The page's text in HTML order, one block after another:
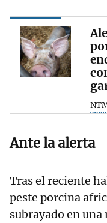
Ante la alerta
Tras el reciente
peste porcina
subrayado en